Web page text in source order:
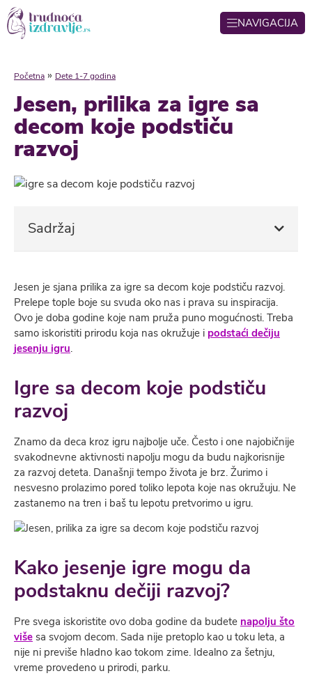
NAVIGACIJA
Početna » Dete 1-7 godina
Jesen, prilika za igre sa
decom koje podstiču
razvoj
Sadržaj
Jesen je sjana prilika za igre sa decom koje podstiču razvoj.
Prelepe tople boje su svuda oko nas i prava su inspiracija.
Ovo je doba godine koje nam pruža puno mogućnosti. Treba
samo iskoristiti prirodu koja nas okružuje i podstaći dečiju
jesenju igru.
Igre sa decom koje podstiču
razvoj
Znamo da deca kroz igru najbolje uče. Često i one najobičnije
svakodnevne aktivnosti napolju mogu da budu najkorisnije
za razvoj deteta. Današnji tempo života je brz. Žurimo i
nesvesno prolazimo pored toliko lepota koje nas okružuju. Ne
zastanemo na tren i baš tu lepotu pretvorimo u igru.
Kako jesenje igre mogu da
podstaknu dečiji razvoj?
Pre svega iskoristite ovo doba godine da budete napolju što
više sa svojom decom. Sada nije pretoplo kao u toku leta, a
nije ni previše hladno kao tokom zime. Idealno za šetnju,
vreme provedeno u prirodi, parku.